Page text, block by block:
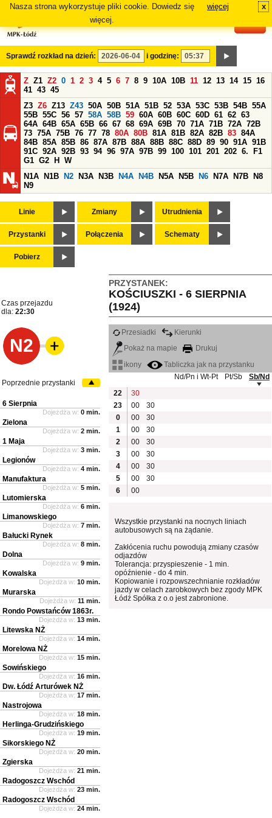
Nasza strona wykorzystuje pliki cookie. Dowiedz się
więcej.
więcej x
Sprawdź rozkład na dzień: i godzinę:
Z Z1 Z2 0 1 2 3 4 5 6 7 8 9 10A 10B 11 12 13 14 15 16
41 43 45
Z3 Z6 Z13 Z43 50A 50B 51A 51B 52 53A 53C 53B 54B 55A
55B 55C 56 57 58A 58B 59 60A 60B 60C 60D 61 62 63
64A 64B 65A 65B 66 67 68 69A 69B 70 71A 71B 72A 72B
73 75A 75B 76 77 78 80A 80B 81A 81B 82A 82B 83 84A
84B 85A 85B 86 87A 87B 88A 88B 88C 88D 89 90 91A 91B
91C 92A 92B 93 94 96 97A 97B 99 100 101 201 202 6.
F1
G1 G2 H
W
N1A
N1B N2 N3A N3B N4A N4B N5A N5B N6 N7A N7B
N8
N9
Linie Zmiany Utrudnienia
Przystanki Połączenia Schematy
Pobierz
PRZYSTANEK:
KOŚCIUSZKI - 6 SIERPNIA
(1924)
Czas przejazdu
dla: 22:30
N2
Przesiadki
Kierunki
Pokaż na mapie
Drukuj
ikony
Tabliczka jak na przystanku
Nd/Pn i Wt-Pt
Pt/Sb
Sb/Nd
22
30
23
00
30
0
00
30
1
00
30
2
00
30
3
00
30
4
00
30
5
00
30
6
00
Wszystkie przystanki na nocnych liniach
autobusowych są na żądanie.
Zakłócenia ruchu powodują zmiany czasów
odjazdów
Tolerancja: przyspieszenie - 1 min.
opóźnienie - do 4 min.
Kopiowanie i rozpowszechnianie rozkładów
jazdy w celach zarobkowych bez zgody MPK
Łódź Spółka z o.o jest zabronione.
Poprzednie przystanki
6 Sierpnia
Dojeżdża w: 0 min.
Zielona
Dojeżdża w: 2 min.
1 Maja
Dojeżdża w: 3 min.
Legionów
Dojeżdża w: 4 min.
Manufaktura
Dojeżdża w: 5 min.
Lutomierska
Dojeżdża w: 6 min.
Limanowskiego
Dojeżdża w: 7 min.
Bałucki Rynek
Dojeżdża w: 8 min.
Dolna
Dojeżdża w: 9 min.
Kowalska
Dojeżdża w: 10 min.
Murarska
Dojeżdża w: 11 min.
Rondo Powstańców 1863r.
Dojeżdża w: 13 min.
Litewska NŻ
Dojeżdża w: 14 min.
Morelowa NŻ
Dojeżdża w: 15 min.
Sowińskiego
Dojeżdża w: 16 min.
Dw. Łódź Arturówek NŻ
Dojeżdża w: 17 min.
Nastrojowa
Dojeżdża w: 18 min.
Herlinga-Grudzińskiego
Dojeżdża w: 19 min.
Sikorskiego NŻ
Dojeżdża w: 20 min.
Zgierska
Dojeżdża w: 21 min.
Radogoszcz Wschód
Dojeżdża w: 23 min.
Radogoszcz Wschód
Dojeżdża w: 24 min.